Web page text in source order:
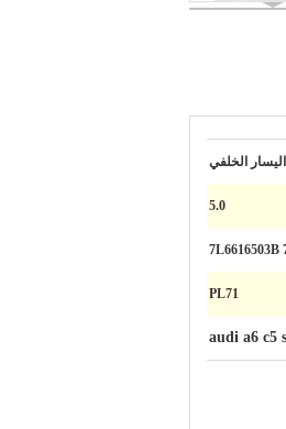
اليسار الخلفي
5.0
7L6616503B
PL71
audi a6 c5